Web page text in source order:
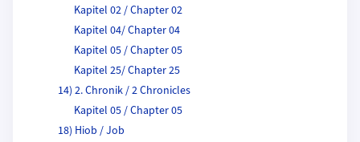
Kapitel 02 / Chapter 02
Kapitel 04/ Chapter 04
Kapitel 05 / Chapter 05
Kapitel 25/ Chapter 25
14) 2. Chronik / 2 Chronicles
Kapitel 05 / Chapter 05
18) Hiob / Job